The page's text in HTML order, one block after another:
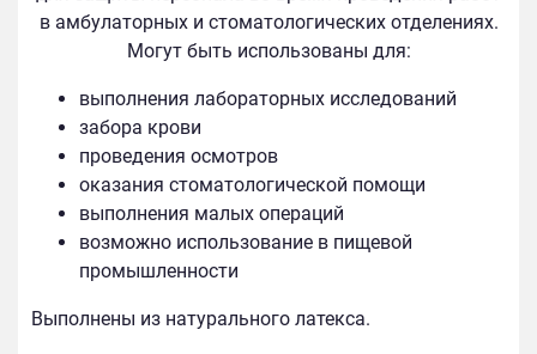
в амбулаторных и стоматологических отделениях.
Могут быть использованы для:
выполнения лабораторных исследований
забора крови
проведения осмотров
оказания стоматологической помощи
выполнения малых операций
возможно использование в пищевой
промышленности
Выполнены из натурального латекса.